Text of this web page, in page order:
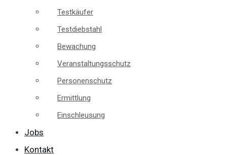
Testkäufer
Testdiebstahl
Bewachung
Veranstaltungsschutz
Personenschutz
Ermittlung
Einschleusung
Jobs
Kontakt